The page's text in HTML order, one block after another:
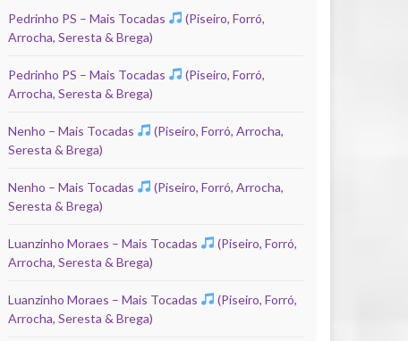
Pedrinho PS – Mais Tocadas
(Piseiro, Forró,
Arrocha, Seresta & Brega)
Pedrinho PS – Mais Tocadas
(Piseiro, Forró,
Arrocha, Seresta & Brega)
Nenho – Mais Tocadas
(Piseiro, Forró, Arrocha,
Seresta & Brega)
Nenho – Mais Tocadas
(Piseiro, Forró, Arrocha,
Seresta & Brega)
Luanzinho Moraes – Mais Tocadas
(Piseiro, Forró,
Arrocha, Seresta & Brega)
Luanzinho Moraes – Mais Tocadas
(Piseiro, Forró,
Arrocha, Seresta & Brega)